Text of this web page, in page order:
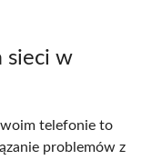
sieci w
telefonie to
problemów z